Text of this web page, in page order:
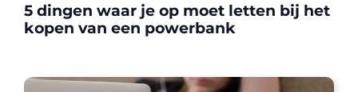
5 dingen waar je op moet letten bij het
kopen van een powerbank